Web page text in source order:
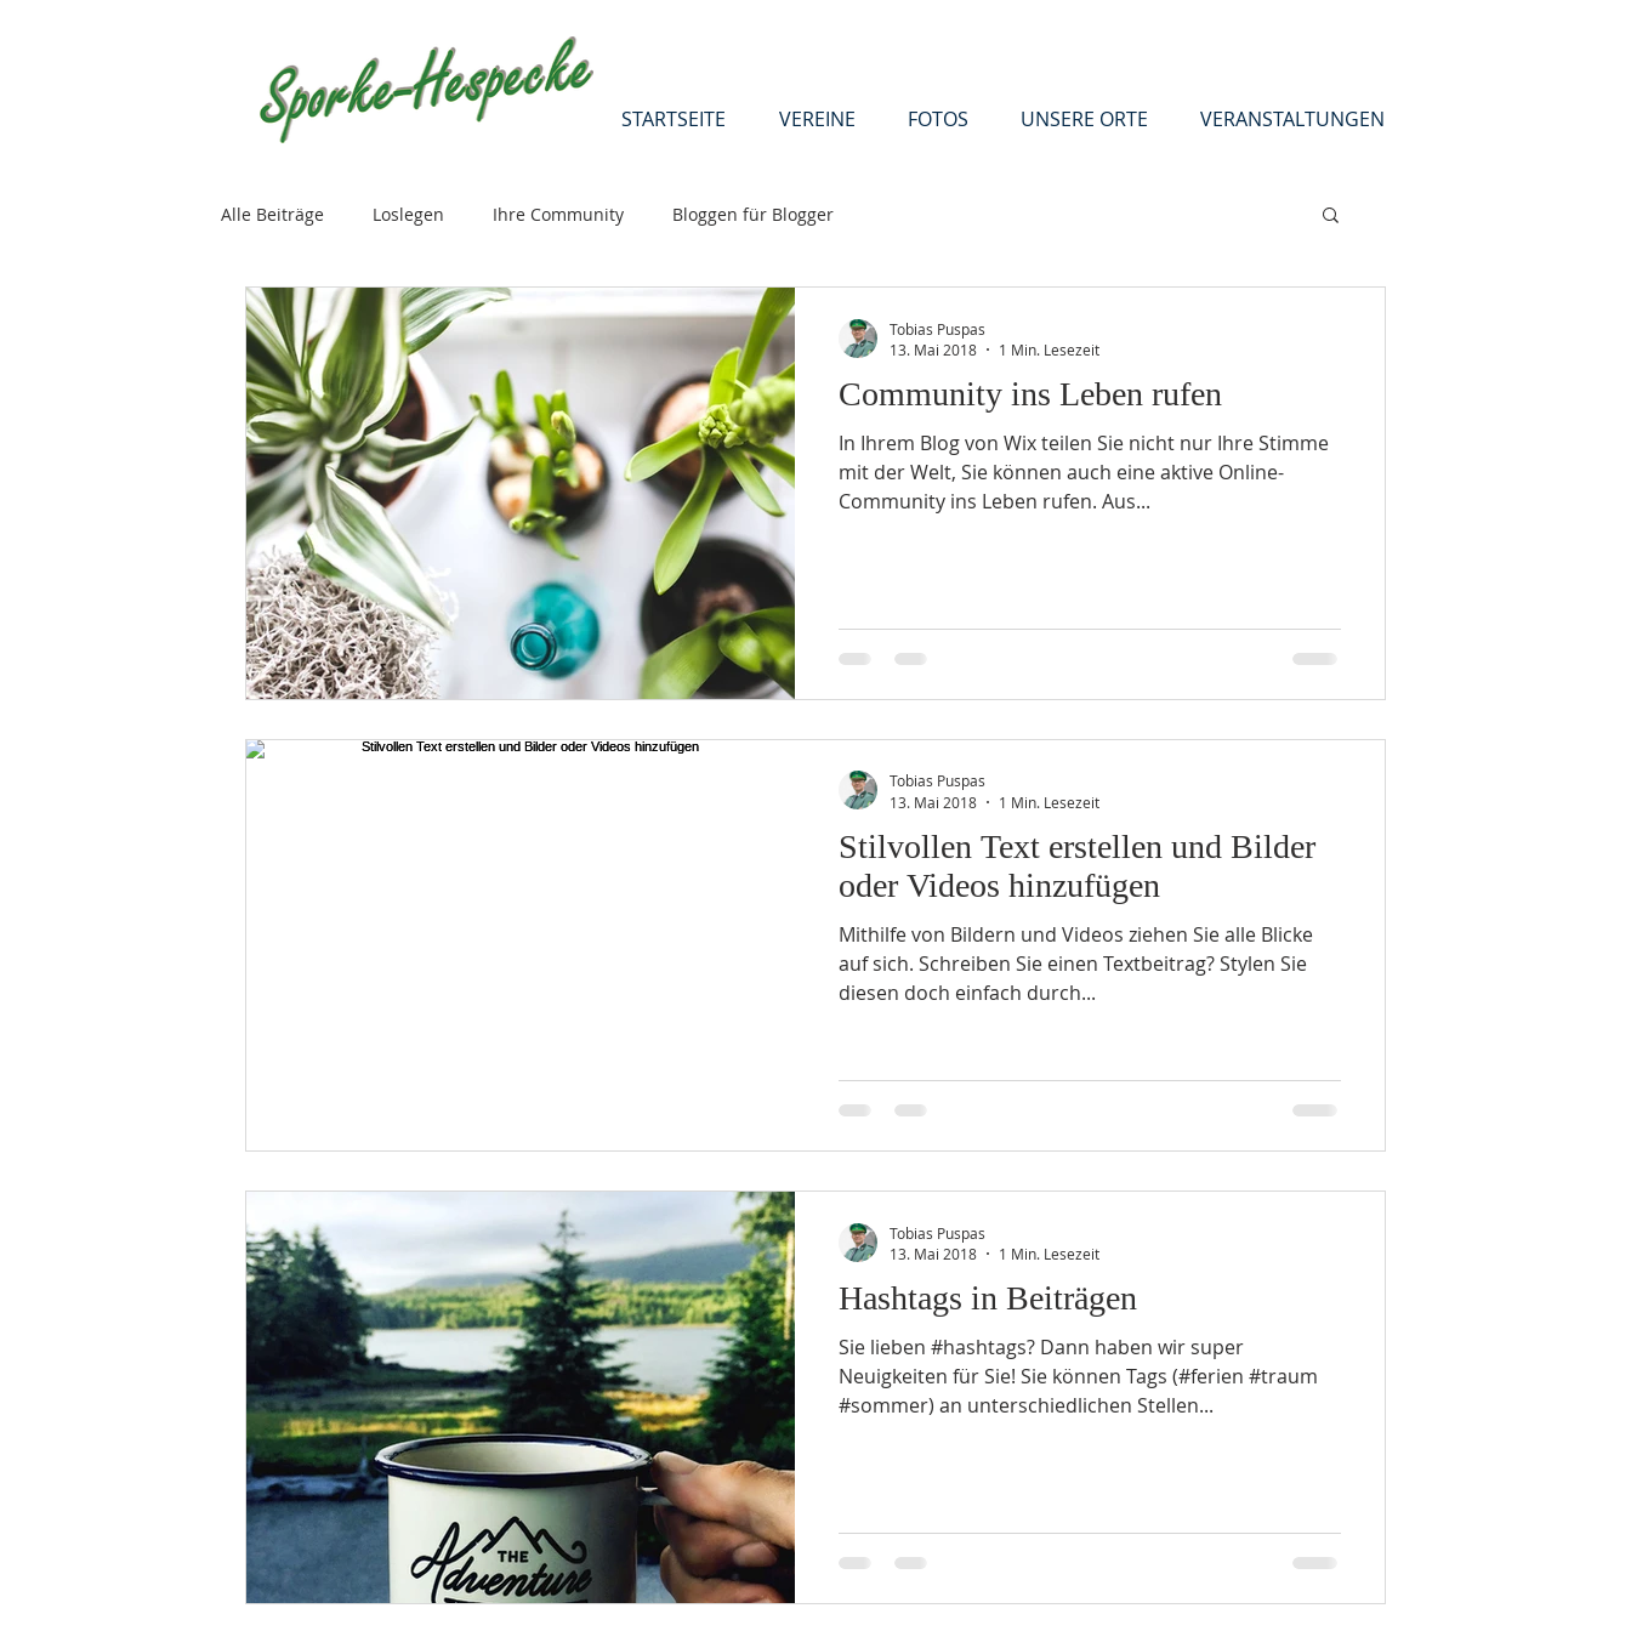
STARTSEITE VEREINE FOTOS UNSERE ORTE VERANSTALTUNGEN
Alle Beiträge Loslegen Ihre Community Bloggen für Blogger
Community ins Leben rufen
In Ihrem Blog von Wix teilen Sie nicht nur Ihre Stimme
mit der Welt, Sie können auch eine aktive Online-
Community ins Leben rufen. Aus...
Tobias Puspas
13. Mai 2018
1 Min. Lesezeit
Stilvollen Text erstellen und Bilder
oder Videos hinzufügen
Mithilfe von Bildern und Videos ziehen Sie alle Blicke
auf sich. Schreiben Sie einen Textbeitrag? Stylen Sie
diesen doch einfach durch...
Tobias Puspas
13. Mai 2018
1 Min. Lesezeit
Hashtags in Beiträgen
Sie lieben #hashtags? Dann haben wir super
Neuigkeiten für Sie! Sie können Tags (#ferien #traum
#sommer) an unterschiedlichen Stellen...
Tobias Puspas
13. Mai 2018
1 Min. Lesezeit